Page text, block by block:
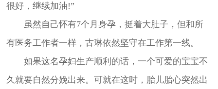
很好，继续加油!”
虽然自己怀有7个月身孕，挺着大肚子，但和所
有医务工作者一样，古琳依然坚守在工作第一线。
如果这名孕妇生产顺利的话，一个可爱的宝宝不
久就要自然分娩出来。可就在这时，胎儿胎心突然出